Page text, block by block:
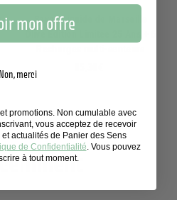
Savon Liquide de Marseille
3
0
€
mon offre
Non, merci
promotions. Non cumulable avec
vous acceptez de recevoir
actualités de Panier des Sens
de Confidentialité . Vous pouvez
à tout moment.